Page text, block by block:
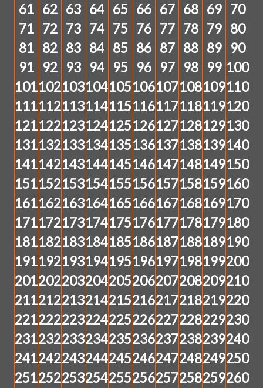
61 62 63 64 65 66 67 68 69 70
71 72 73 74 75 76 77 78 79 80
81 82 83 84 85 86 87 88 89
90
91
92 93 94 95 96 97 98 99 100
101102103104105106107108109110
111112113114115116117118119120
121122123124125126127128129130
131132133134135136137138139140
141142143144145146147148149150
151152153154155156157158159160
161162163164165166167168169170
171172173174175176177178179180
181182183184185186187188189190
191192193194195196197198199200
201202203204205206207208209210
211212213214215216217218219220
221222223224225226227228229230
231232233234235236237238239240
241242243244245246247248249250
251252253254255256257258259260